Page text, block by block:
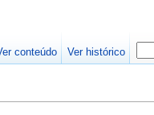
conteúdo Ver histórico